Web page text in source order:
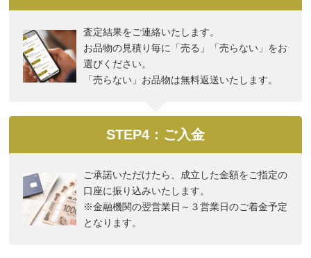
査定結果をご連絡いたします。
お品物の見積り毎に「売る」「売らない」をお
選びください。
「売らない」お品物は無料返送いたします。
STEP4：ご入金
ご承諾いただけたら、成立した金額をご指定の
口座に振り込みいたします。
※金融機関の翌営業日～３営業日のご着金予定
となります。